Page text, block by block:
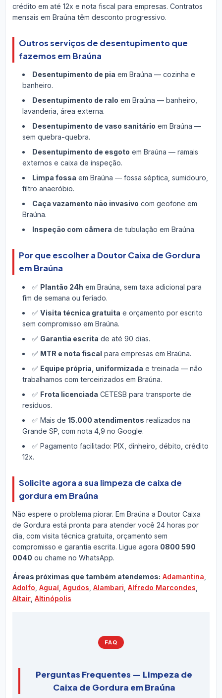
crédito em até 12x e nota fiscal para empresas. Contratos
mensais em Braúna têm desconto progressivo.
Outros serviços de desentupimento que
fazemos em Braúna
Desentupimento de pia em Braúna — cozinha e
banheiro.
Desentupimento de ralo em Braúna — banheiro,
lavanderia, área externa.
Desentupimento de vaso sanitário em Braúna —
sem quebra-quebra.
Desentupimento de esgoto em Braúna — ramais
externos e caixa de inspeção.
Limpa fossa em Braúna — fossa séptica, sumidouro,
filtro anaeróbio.
Caça vazamento não invasivo com geofone em
Braúna.
Inspeção com câmera de tubulação em Braúna.
Por que escolher a Doutor Caixa de Gordura
em Braúna
✅ Plantão 24h em Braúna, sem taxa adicional para
fim de semana ou feriado.
✅ Visita técnica gratuita e orçamento por escrito
sem compromisso em Braúna.
✅ Garantia escrita de até 90 dias.
✅ MTR e nota fiscal para empresas em Braúna.
✅ Equipe própria, uniformizada e treinada — não
trabalhamos com terceirizados em Braúna.
✅ Frota licenciada CETESB para transporte de
resíduos.
✅ Mais de 15.000 atendimentos realizados na
Grande SP, com nota 4,9 no Google.
✅ Pagamento facilitado: PIX, dinheiro, débito, crédito
12x.
Solicite agora a sua limpeza de caixa de
gordura em Braúna
Não espere o problema piorar. Em Braúna a Doutor Caixa
de Gordura está pronta para atender você 24 horas por
dia, com visita técnica gratuita, orçamento sem
compromisso e garantia escrita. Ligue agora 0800 590
0040 ou chame no WhatsApp.
Áreas próximas que também atendemos: Adamantina
Adolfo Aguaí, Agudos Alambari Alfredo Marcondes
Altair, Altinópolis
FAQ
Perguntas Frequentes — Limpeza de
Caixa de Gordura em Braúna